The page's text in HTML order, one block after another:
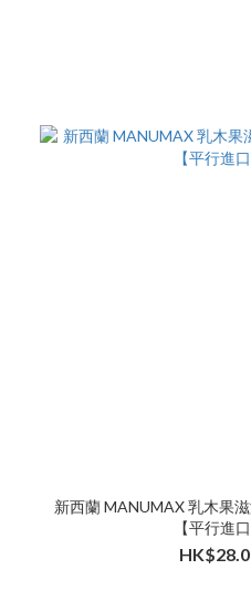
新西蘭 MANUMAX 乳木果
【平行進口